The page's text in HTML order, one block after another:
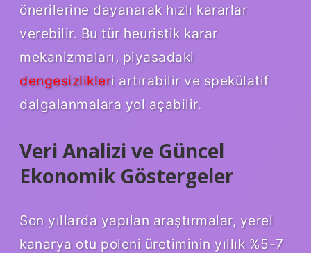
önerilerine dayanarak hızlı kararlar
verebilir. Bu tür heuristik karar
mekanizmaları, piyasadaki
dengesizlikleri artırabilir ve spekülatif
dalgalanmalara yol açabilir.
Veri Analizi ve Güncel
Ekonomik Göstergeler
Son yıllarda yapılan araştırmalar, yerel
kanarya otu poleni üretiminin yıllık %5-7